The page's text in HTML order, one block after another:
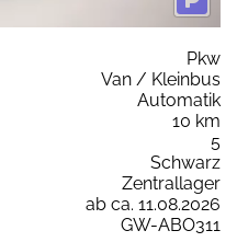
Pkw
Van / Kleinbus
Automatik
10 km
5
Schwarz
Zentrallager
ab ca. 11.08.2026
GW-ABO311